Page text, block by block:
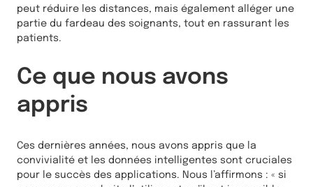
peut réduire les distances, mais également alléger une
partie du fardeau des soignants, tout en rassurant les
patients.
Ce que nous avons
appris
Ces dernières années, nous avons appris que la
convivialité et les données intelligentes sont cruciales
pour le succès des applications. Nous l’affirmons : « si